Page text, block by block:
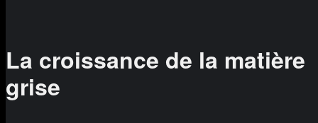
La croissance de la matière
grise